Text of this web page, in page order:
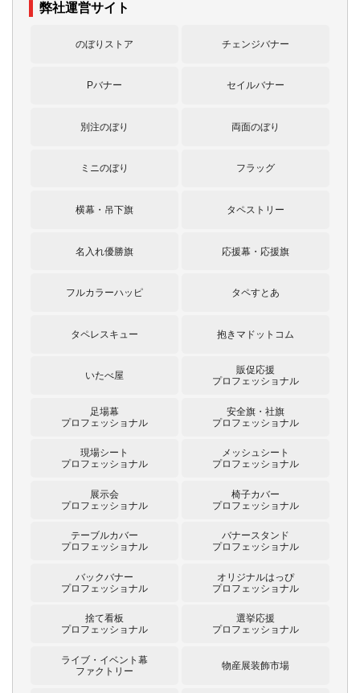
弊社運営サイト
のぼりストア チェンジバナー
Pバナー セイルバナー
別注のぼり 両面のぼり
ミニのぼり フラッグ
横幕・吊下旗 タペストリー
名入れ優勝旗 応援幕・応援旗
フルカラーハッピ タペすとあ
タペレスキュー 抱きマドットコム
いたべ屋
販促応援
プロフェッショナル
足場幕
プロフェッショナル
安全旗・社旗
プロフェッショナル
現場シート
プロフェッショナル
メッシュシート
プロフェッショナル
展示会
プロフェッショナル
椅子カバー
プロフェッショナル
テーブルカバー
プロフェッショナル
バナースタンド
プロフェッショナル
バックバナー
プロフェッショナル
オリジナルはっぴ
プロフェッショナル
捨て看板
プロフェッショナル
選挙応援
プロフェッショナル
ライブ・イベント幕
ファクトリー
物産展装飾市場